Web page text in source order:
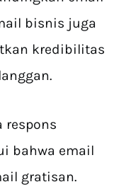
bisnis juga
kredibilitas
respons
bahwa email
gratisan.